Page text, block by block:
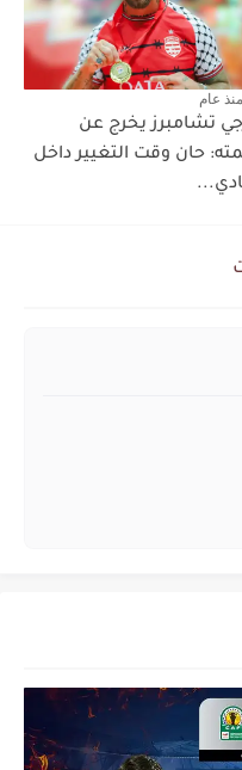
منذ عام
تشامبرز يخرج عن
حان وقت التغيير داخل